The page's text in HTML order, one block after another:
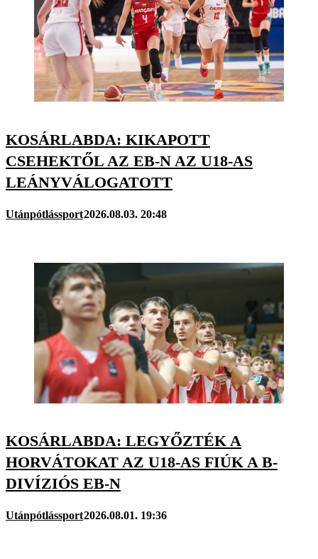
KOSÁRLABDA: KIKAPOTT
CSEHEKTŐL AZ EB-N AZ U18-AS
LEÁNYVÁLOGATOTT
Utánpótlássport2026.08.03. 20:48
KOSÁRLABDA: LEGYŐZTÉK A
HORVÁTOKAT AZ U18-AS FIÚK A B-
DIVÍZIÓS EB-N
Utánpótlássport2026.08.01. 19:36